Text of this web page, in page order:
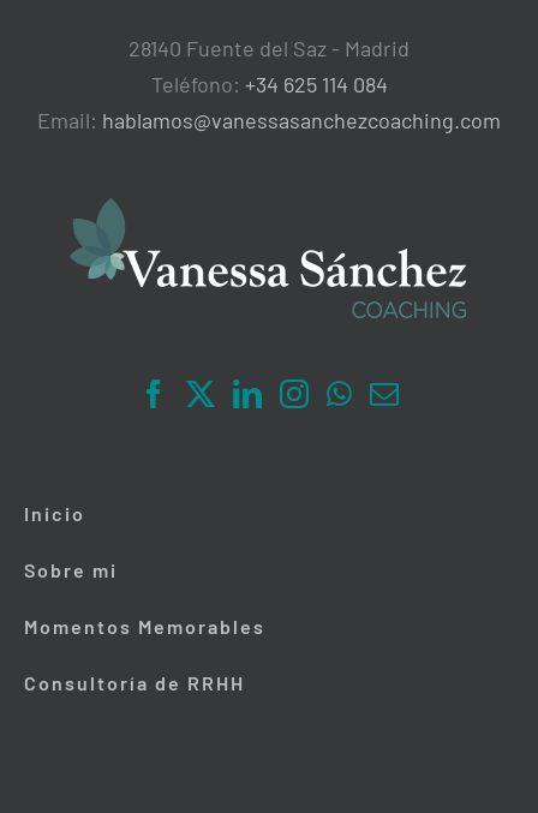
28140 Fuente del Saz - Madrid
Teléfono: +34 625 114 084
Email: hablamos@vanessasanchezcoaching.com
Inicio
Sobre mi
Momentos Memorables
Consultoría de RRHH